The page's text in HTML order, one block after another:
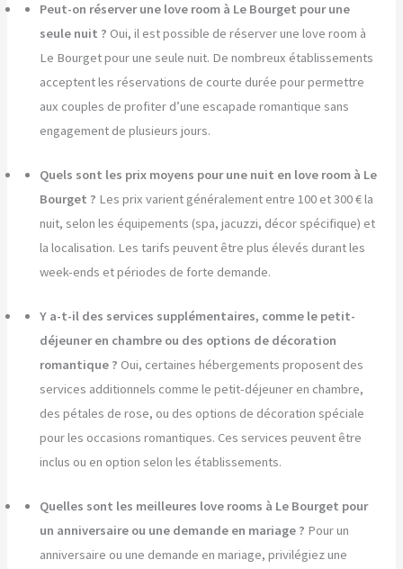
Peut-on réserver une love room à Le Bourget pour une
seule nuit ? Oui, il est possible de réserver une love room à
Le Bourget pour une seule nuit. De nombreux établissements
acceptent les réservations de courte durée pour permettre
aux couples de profiter d’une escapade romantique sans
engagement de plusieurs jours.
Quels sont les prix moyens pour une nuit en love room à Le
Bourget ? Les prix varient généralement entre 100 et 300 € la
nuit, selon les équipements (spa, jacuzzi, décor spécifique) et
la localisation. Les tarifs peuvent être plus élevés durant les
week-ends et périodes de forte demande.
Y a-t-il des services supplémentaires, comme le petit-
déjeuner en chambre ou des options de décoration
romantique ? Oui, certaines hébergements proposent des
services additionnels comme le petit-déjeuner en chambre,
des pétales de rose, ou des options de décoration spéciale
pour les occasions romantiques. Ces services peuvent être
inclus ou en option selon les établissements.
Quelles sont les meilleures love rooms à Le Bourget pour
un anniversaire ou une demande en mariage ? Pour un
anniversaire ou une demande en mariage, privilégiez une